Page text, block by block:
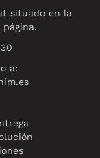
situado en la
a: